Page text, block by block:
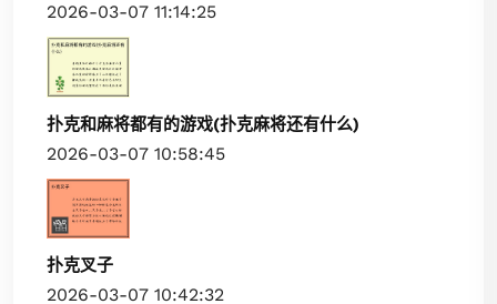
2026-03-07 11:14:25
扑克和麻将都有的游戏(扑克麻将还有什么)
2026-03-07 10:58:45
扑克叉子
2026-03-07 10:42:32